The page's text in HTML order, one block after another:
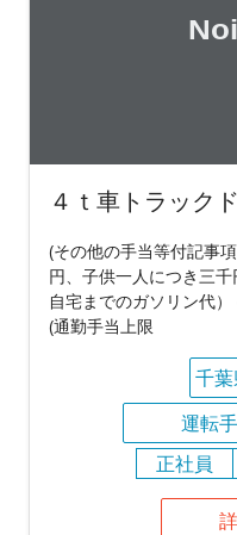
４ｔ車トラック
(その他の手当等付記事
円、子供一人につき三
自宅までのガソリン代）
(通勤手当上限
千
運転
正社員